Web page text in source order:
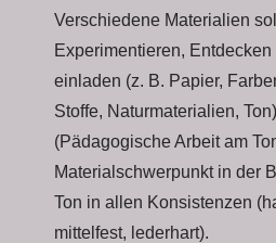
Verschiedene Materialien
Experimentieren,
einladen (z. B. Papier,
Stoffe, Naturmaterialien,
(Pädagogische Arbeit am
Materialschwerpunkt in der
Ton in allen Konsistenzen
mittelfest, lederhart).